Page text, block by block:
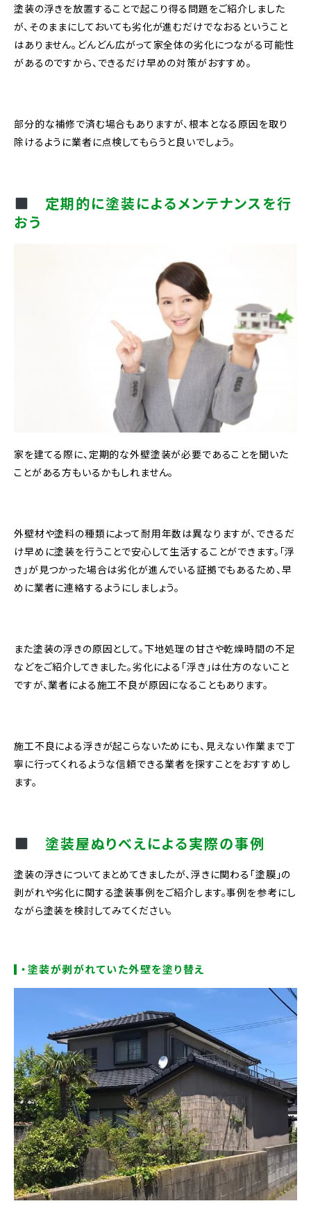
塗装の浮きを放置することで起こり得る問題をご紹介しました
が、そのままにしておいても劣化が進むだけでなおるということ
はありません。どんどん広がって家全体の劣化につながる可能性
があるのですから、できるだけ早めの対策がおすすめ。
部分的な補修で済む場合もありますが、根本となる原因を取り
除けるように業者に点検してもらうと良いでしょう。
定期的に塗装によるメンテナンスを行
おう
家を建てる際に、定期的な外壁塗装が必要であることを聞いた
ことがある方もいるかもしれません。
外壁材や塗料の種類によって耐用年数は異なりますが、できるだ
け早めに塗装を行うことで安心して生活することができます。「浮
き」が見つかった場合は劣化が進んでいる証拠でもあるため、早
めに業者に連絡するようにしましょう。
また塗装の浮きの原因として。下地処理の甘さや乾燥時間の不足
などをご紹介してきました。劣化による「浮き」は仕方のないこと
ですが、業者による施工不良が原因になることもあります。
施工不良による浮きが起こらないためにも、見えない作業まで丁
寧に行ってくれるような信頼できる業者を探すことをおすすめし
ます。
塗装屋ぬりべえによる実際の事例
塗装の浮きについてまとめてきましたが、浮きに関わる「塗膜」の
剥がれや劣化に関する塗装事例をご紹介します。事例を参考にし
ながら塗装を検討してみてください。
・塗装が剥がれていた外壁を塗り替え